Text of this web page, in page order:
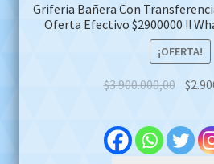
Griferia Bañera Con
Oferta Efectivo $2900000 !!
¡OFERTA!
$3.900.000,00
was:
$